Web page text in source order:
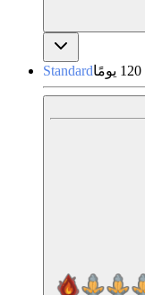
Standard